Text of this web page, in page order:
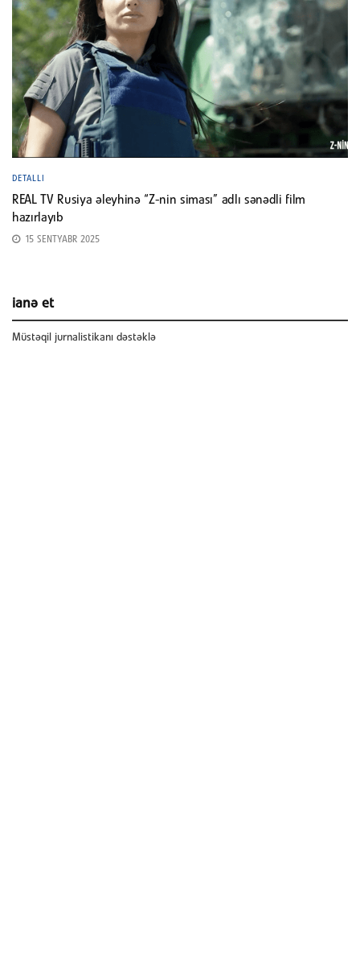
DETALLI
REAL TV Rusiya əleyhinə “Z-nin siması” adlı sənədli film
hazırlayıb
15 SENTYABR 2025
ianə et
Müstəqil jurnalistikanı dəstəklə